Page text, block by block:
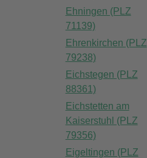
Ehningen (PLZ
71139)
Ehrenkirchen (PLZ
79238)
Eichstegen (PLZ
88361)
Eichstetten am
Kaiserstuhl (PLZ
79356)
Eigeltingen (PLZ